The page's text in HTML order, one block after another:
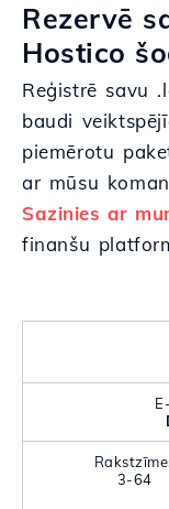
Rezervē
Hostico
Reģistrē savu
baudi
piemērotu
ar mūsu
Sazinies ar
finanšu
3-64